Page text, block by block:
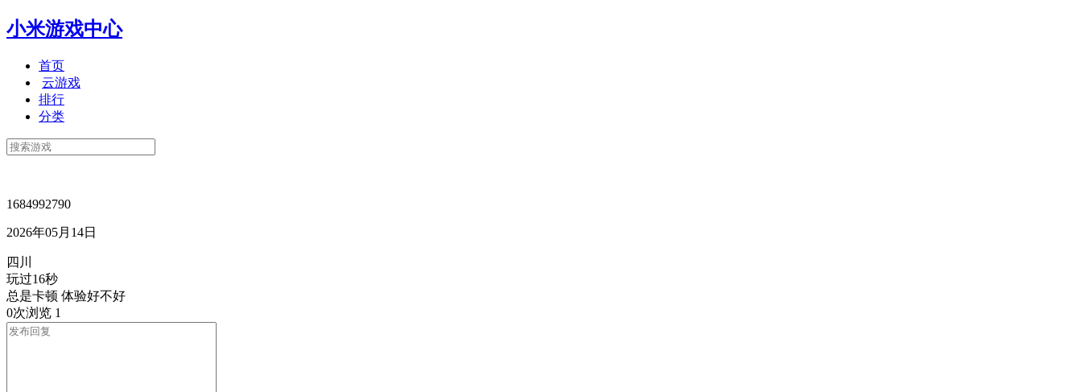
小米游戏中心
首页
云游戏
排行
分类
1684992790
2026年05月14日
四川
玩过16秒
总是卡顿 体验好不好
0次浏览 1